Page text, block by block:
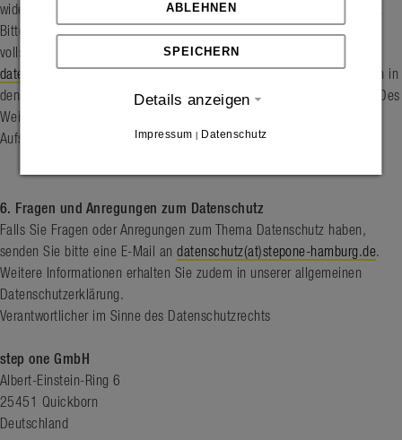
widerrufen. Die betreffenden Daten werden dann umgehend gelöscht.
Bitte richten Sie in diesem Fall Ihren Widerruf unter Angabe Ihres
vollständigen Namens und Ihrer E-Mail-Adresse an
datenschutz(at)stepone-hamburg.de
. An die Stelle der Löschung kann in
den gesetzlich vorgesehenen Fällen eine Sperrung der Daten treten. Des
Weiteren steht Ihnen ein Beschwerderecht bei der zuständigen
Aufsichtsbehörde zu.
6. Fragen und Anregungen zum Datenschutz
Falls Sie Fragen oder Anregungen zum Thema Datenschutz haben,
senden Sie bitte eine E-Mail andatenschutz(at)stepone-hamburg.de.
Weitere Informationen erhalten Sie zudem in unserer allgemeinen
Datenschutzerklärung.
Verantwortlicher im Sinne des Datenschutzrechts
step one GmbH
Albert-Einstein-Ring 6
25451 Quickborn
Deutschland
ABLEHNEN
SPEICHERN
Details anzeigen
Impressum Datenschutz